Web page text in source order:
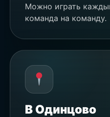
Можно играть
команда на команду.
В Одинцово